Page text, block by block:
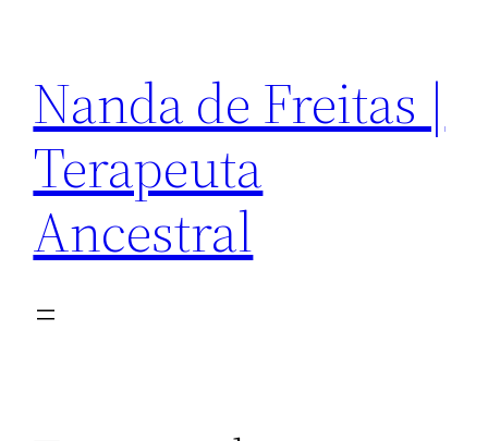
conteúdo
Nanda de Freitas |
Terapeuta
Ancestral